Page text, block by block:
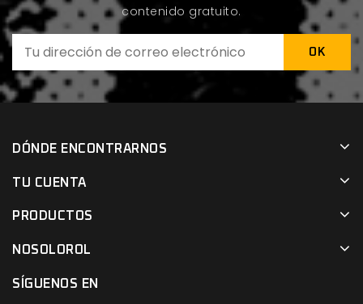
contenido gratuito.
DÓNDE ENCONTRARNOS
TU CUENTA
PRODUCTOS
NOSOLOROL
SÍGUENOS EN